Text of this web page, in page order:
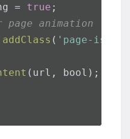
=
true ;
animation
addClass ( 'page-is-
(url, bool);